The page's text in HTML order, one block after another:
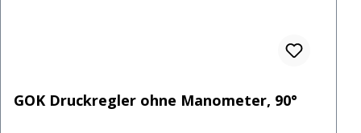
GOK Druckregler ohne Manometer, 90°